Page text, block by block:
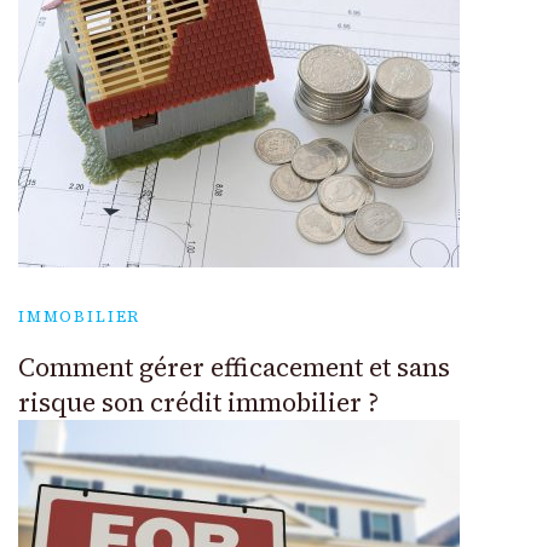
IMMOBILIER
Comment gérer efficacement et sans
risque son crédit immobilier ?